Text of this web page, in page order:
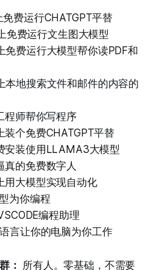
免费运行CHATGPT平替
费运行文生图大模型
免费运行大模型帮你读PDF和
本地搜索文件和邮件的内容的
程师帮你写程序
装个免费CHATGPT平替
安装使用LLAMA3大模型
真的免费数字人
用大模型实现自动化
为你编程
编程助理
言让你的电脑为你工作
： 所有人。零基础，不需要